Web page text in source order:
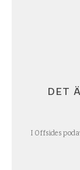
DET
I Offsides